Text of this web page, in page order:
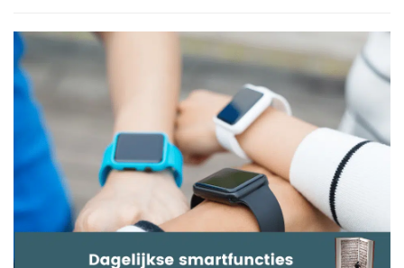
Alle sporthorloges
Activity tracker
Smartwatches
Horloge voor kinderen
Gezondheidshorloge
Golfhorloge
Reviews
Amazfit
Apple